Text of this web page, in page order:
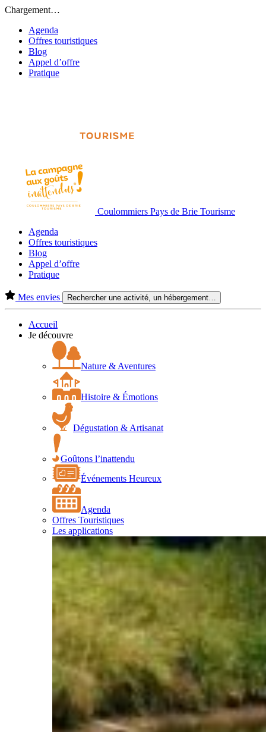
Chargement…
Agenda
Offres touristiques
Blog
Appel d’offre
Pratique
Coulommiers Pays de Brie Tourisme
Agenda
Offres touristiques
Blog
Appel d’offre
Pratique
Mes envies Rechercher une activité, un hébergement…
Accueil
Je découvre
Nature & Aventures
Histoire & Émotions
Dégustation & Artisanat
Goûtons l’inattendu
Événements Heureux
Agenda
Offres Touristiques
Les applications